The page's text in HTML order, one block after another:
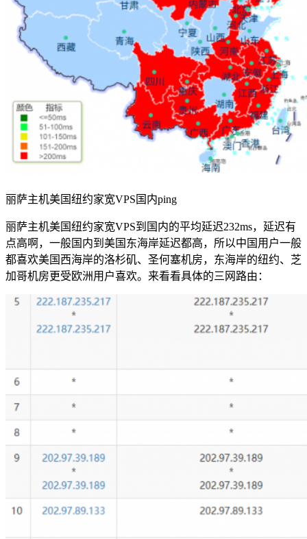
丽萨主机美国纽约家宽VPS国内ping
丽萨主机美国纽约家宽VPS到国内的平均延迟232ms，延迟有
点高啊，一般国内到美国东海岸延迟都高，所以中国用户一般
都喜欢美国西海岸的洛杉矶、圣何塞机房，东海岸的纽约、芝
加哥机房更受欧洲用户喜欢。来看看具体的三网路由：